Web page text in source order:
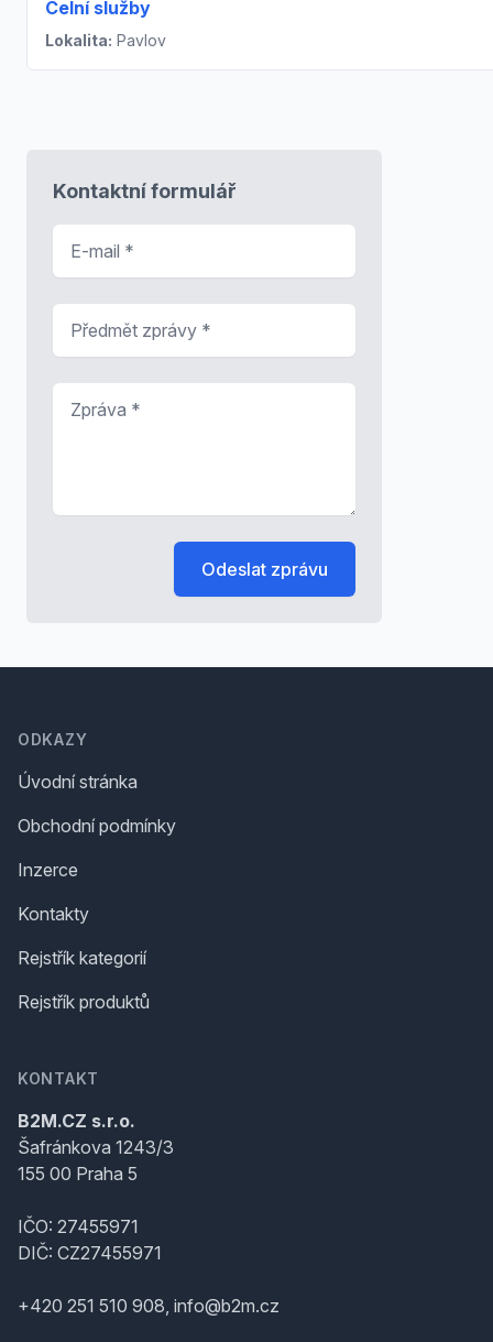
Celní služby
Lokalita: Pavlov
Kontaktní formulář
Odeslat zprávu
ODKAZY
Úvodní stránka
Obchodní podmínky
Inzerce
Kontakty
Rejstřík kategorií
Rejstřík produktů
KONTAKT
B2M.CZ s.r.o.
Šafránkova 1243/3
155 00 Praha 5
IČO: 27455971
DIČ: CZ27455971
+420 251 510 908, info@b2m.cz